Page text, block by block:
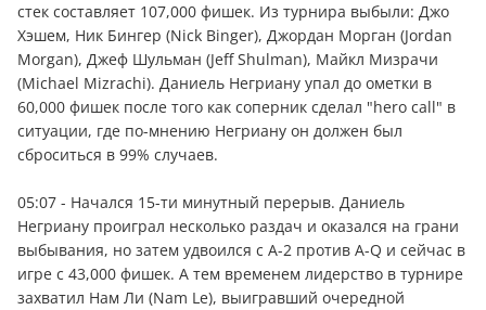
стек составляет 107,000 фишек. Из турнира выбыли: Джо
Хэшем, Ник Бингер (Nick Binger), Джордан Морган (Jordan
Morgan), Джеф Шульман (Jeff Shulman), Майкл Мизрачи
(Michael Mizrachi). Даниель Негриану упал до ометки в
60,000 фишек после того как соперник сделал "hero call" в
ситуации, где по-мнению Негриану он должен был
сброситься в 99% случаев.
05:07 - Начался 15-ти минутный перерыв. Даниель
Негриану проиграл несколько раздач и оказался на грани
выбывания, но затем удвоился с A-2 против A-Q и сейчас в
игре с 43,000 фишек. А тем временем лидерство в турнире
захватил Нам Ли (Nam Le), выигравший очередной